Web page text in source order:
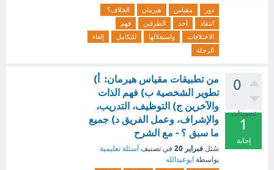
دور مقياس هيرمان
الخلاف؟
انتقاد
أحد الطرفين
فهم
الاختلافات
واستغلالها للتكامل
إلغاء
الرحلة
0
تصويتات
1
إجابة
من تطبيقات مقياس هيرمان: أ)
تطوير الشخصية ب) فهم الذات
والآخرين ج) التوظيف، التدريب،
والإشراف، وعمل الفريق د) جميع
ما سبق ؟ - مع الشرح
سُئل فبراير 20 في تصنيف أسئلة تعليمية
بواسطة ابوعبدالله